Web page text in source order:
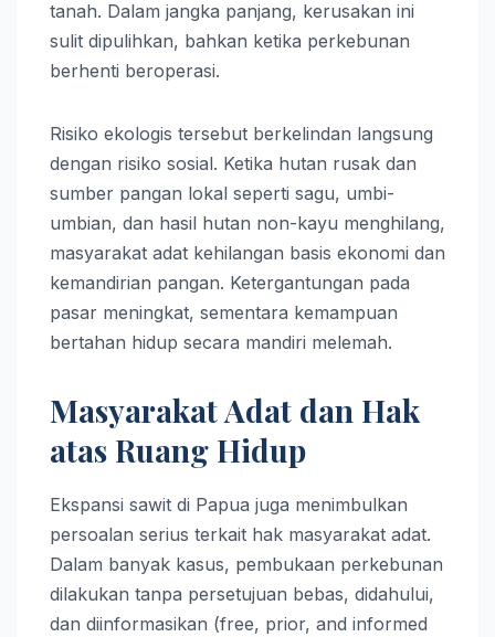
tanah. Dalam jangka panjang, kerusakan ini
sulit dipulihkan, bahkan ketika perkebunan
berhenti beroperasi.
Risiko ekologis tersebut berkelindan langsung
dengan risiko sosial. Ketika hutan rusak dan
sumber pangan lokal seperti sagu, umbi-
umbian, dan hasil hutan non-kayu menghilang,
masyarakat adat kehilangan basis ekonomi dan
kemandirian pangan. Ketergantungan pada
pasar meningkat, sementara kemampuan
bertahan hidup secara mandiri melemah.
Masyarakat Adat dan Hak
atas Ruang Hidup
Ekspansi sawit di Papua juga menimbulkan
persoalan serius terkait hak masyarakat adat.
Dalam banyak kasus, pembukaan perkebunan
dilakukan tanpa persetujuan bebas, didahului,
dan diinformasikan (free, prior, and informed